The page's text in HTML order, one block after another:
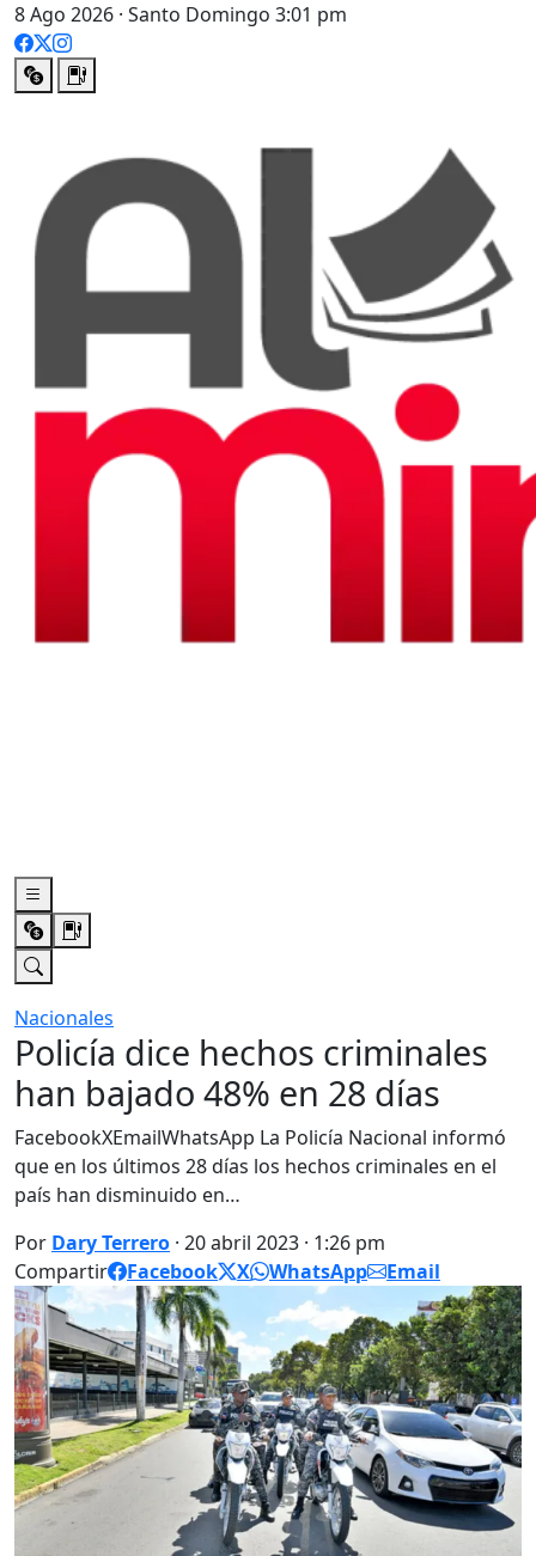
8 Ago 2026 · Santo Domingo 3:01 pm
Nacionales
Policía dice hechos criminales
han bajado 48% en 28 días
FacebookXEmailWhatsApp La Policía Nacional informó
que en los últimos 28 días los hechos criminales en el
país han disminuido en…
Por Dary Terrero · 20 abril 2023 · 1:26 pm
Compartir
Facebook X WhatsApp Email